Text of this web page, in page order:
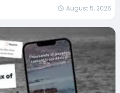
August 5, 2026